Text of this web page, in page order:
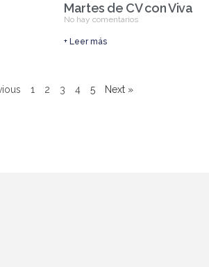
Martes de CV con Viva
No hay comentarios
+ Leer más
1 2 3 4 5 Next »